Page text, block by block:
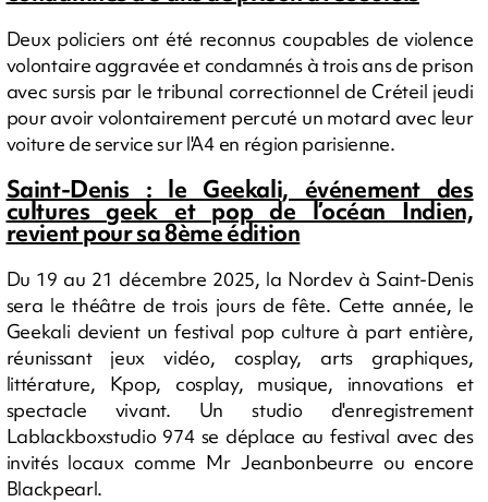
Deux policiers ont été reconnus coupables de violence
volontaire aggravée et condamnés à trois ans de prison
avec sursis par le tribunal correctionnel de Créteil jeudi
pour avoir volontairement percuté un motard avec leur
voiture de service sur l'A4 en région parisienne.
Saint-Denis : le Geekali, événement des
cultures geek et pop de l’océan Indien,
revient pour sa 8ème édition
Du 19 au 21 décembre 2025, la Nordev à Saint-Denis
sera le théâtre de trois jours de fête. Cette année, le
Geekali devient un festival pop culture à part entière,
réunissant jeux vidéo, cosplay, arts graphiques,
littérature, Kpop, cosplay, musique, innovations et
spectacle vivant. Un studio d'enregistrement
Lablackboxstudio 974 se déplace au festival avec des
invités locaux comme Mr Jeanbonbeurre ou encore
Blackpearl.